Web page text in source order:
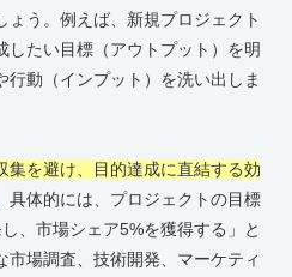
ょう。例えば、新規プロジェクト
したい目標（アウトプット）を明
動（インプット）を洗い出しま
集を避け、目的達成に直結する効
具体的には、プロジェクトの目標
、市場シェア5%を獲得する」と
場調査、技術開発、マーケティ